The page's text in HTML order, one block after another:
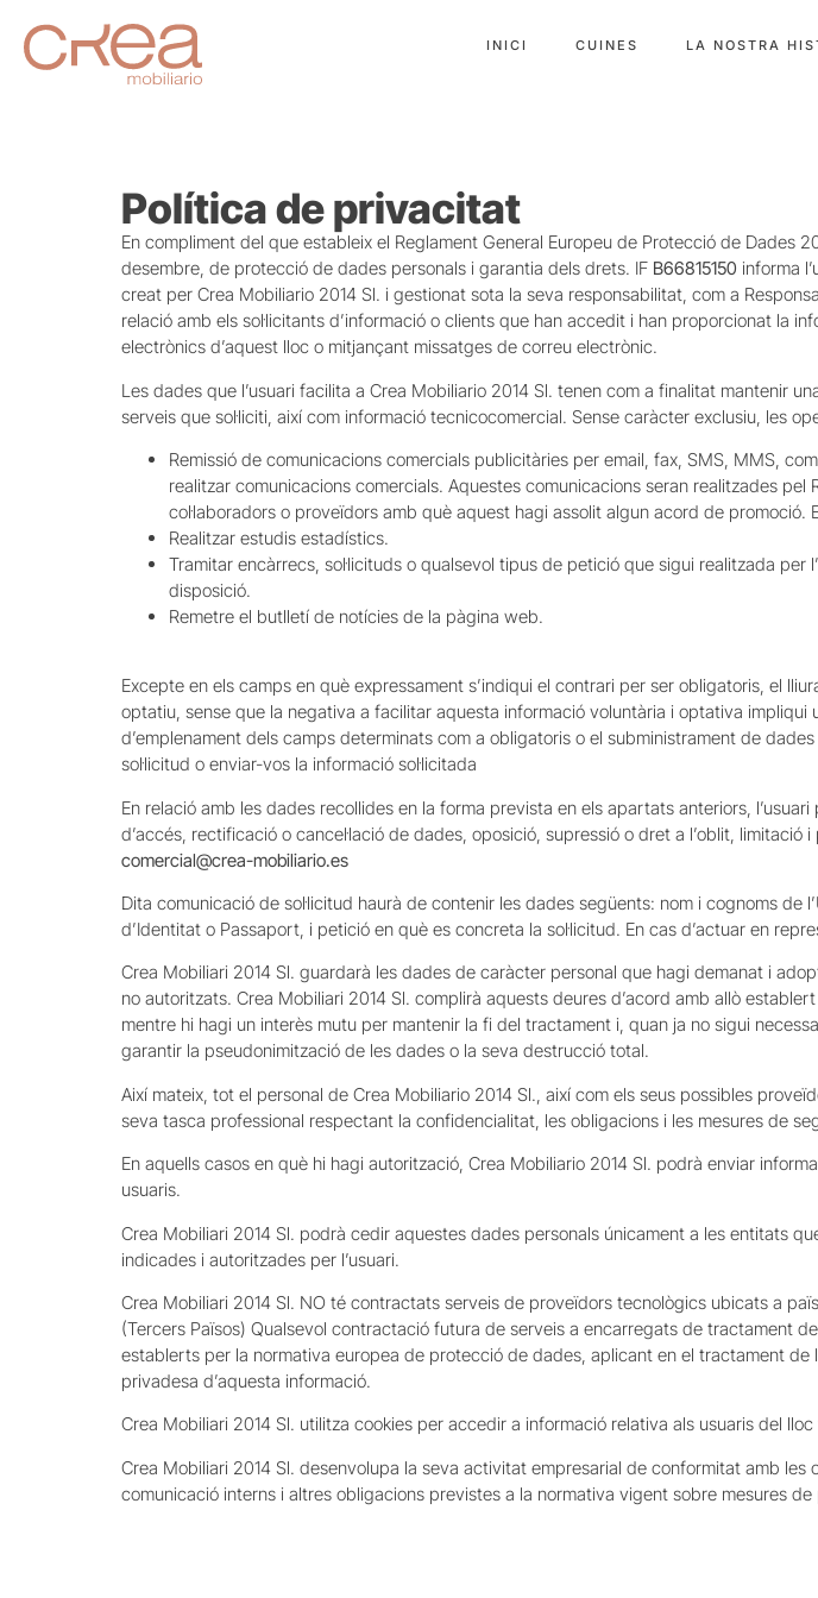
INICI CUINES LA NOSTRA
Política de privacitat
En compliment del que estableix el Reglament General Europeu de Protecció de Dades
desembre, de protecció de dades personals i garantia dels drets. IF B66815150 informa
creat per Crea Mobiliario 2014 Sl. i gestionat sota la seva responsabilitat, com a
relació amb els sol·licitants d’informació o clients que han accedit i han proporcionat la
electrònics d’aquest lloc o mitjançant missatges de correu electrònic.
Les dades que l’usuari facilita a Crea Mobiliario 2014 Sl. tenen com a finalitat mantenir
serveis que sol·liciti, així com informació tecnicocomercial. Sense caràcter exclusiu, les
Remissió de comunicacions comercials publicitàries per email, fax, SMS, MMS,
realitzar comunicacions comercials. Aquestes comunicacions seran realitzades
col·laboradors o proveïdors amb què aquest hagi assolit algun acord de
Realitzar estudis estadístics.
Tramitar encàrrecs, sol·licituds o qualsevol tipus de petició que sigui realitzada
disposició.
Remetre el butlletí de notícies de la pàgina web.
Excepte en els camps en què expressament s’indiqui el contrari per ser obligatoris, el
optatiu, sense que la negativa a facilitar aquesta informació voluntària i optativa impliqui
d’emplenament dels camps determinats com a obligatoris o el subministrament de
sol·licitud o enviar-vos la informació sol·licitada
En relació amb les dades recollides en la forma prevista en els apartats anteriors,
d’accés, rectificació o cancel·lació de dades, oposició, supressió o dret a l’oblit,
comercial@crea-mobiliario.es
Dita comunicació de sol·licitud haurà de contenir les dades següents: nom i cognoms
d’Identitat o Passaport, i petició en què es concreta la sol·licitud. En cas d’actuar en
Crea Mobiliari 2014 Sl. guardarà les dades de caràcter personal que hagi demanat i
no autoritzats. Crea Mobiliari 2014 Sl. complirà aquests deures d’acord amb allò
mentre hi hagi un interès mutu per mantenir la fi del tractament i, quan ja no sigui
garantir la pseudonimització de les dades o la seva destrucció total.
Així mateix, tot el personal de Crea Mobiliario 2014 Sl., així com els seus possibles
seva tasca professional respectant la confidencialitat, les obligacions i les mesures de
En aquells casos en què hi hagi autorització, Crea Mobiliario 2014 Sl. podrà enviar
usuaris.
Crea Mobiliari 2014 Sl. podrà cedir aquestes dades personals únicament a les entitats
indicades i autoritzades per l’usuari.
Crea Mobiliari 2014 Sl. NO té contractats serveis de proveïdors tecnològics ubicats a
(Tercers Països) Qualsevol contractació futura de serveis a encarregats de tractament
establerts per la normativa europea de protecció de dades, aplicant en el tractament
privadesa d’aquesta informació.
Crea Mobiliari 2014 Sl. utilitza cookies per accedir a informació relativa als usuaris del
Crea Mobiliari 2014 Sl. desenvolupa la seva activitat empresarial de conformitat amb
comunicació interns i altres obligacions previstes a la normativa vigent sobre mesures